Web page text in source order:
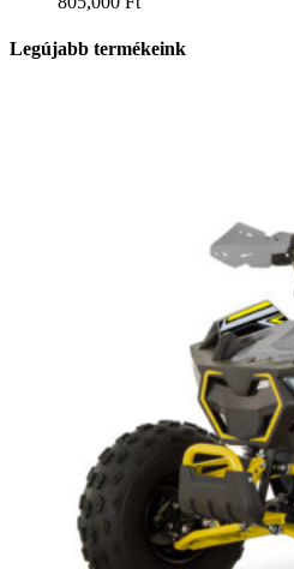
Legújabb termékeink